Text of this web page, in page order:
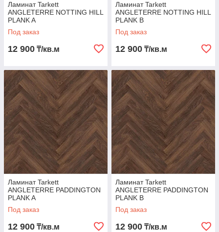
Ламинат Tarkett
ANGLETERRE NOTTING HILL
PLANK A
Под заказ
12 900 ₸/кв.м
Ламинат Tarkett
ANGLETERRE NOTTING HILL
PLANK B
Под заказ
12 900 ₸/кв.м
Ламинат Tarkett
ANGLETERRE PADDINGTON
PLANK A
Под заказ
12 900 ₸/кв.м
Ламинат Tarkett
ANGLETERRE PADDINGTON
PLANK B
Под заказ
12 900 ₸/кв.м